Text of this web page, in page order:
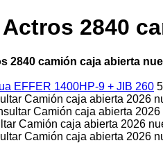
2840
2840 camión caja abierta
EFFER 1400HP-9 + JIB 260
Camión caja abierta 2026
Camión caja abierta 2026
Camión caja abierta 2026
Camión caja abierta 2026